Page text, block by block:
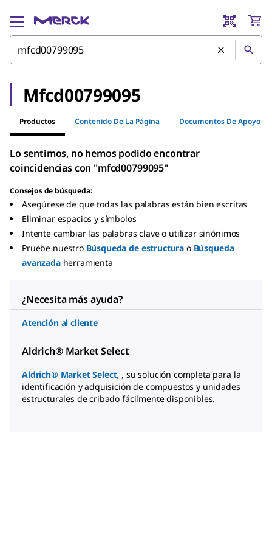
Mfcd00799095
Productos Contenido De La Página Documentos De Apoyo
Lo sentimos, no hemos podido encontrar
coincidencias con "mfcd00799095"
Consejos de búsqueda:
Asegúrese de que todas las palabras están bien escritas
Eliminar espacios y símbolos
Intente cambiar las palabras clave o utilizar sinónimos
Pruebe nuestro Búsqueda de estructura o Búsqueda
avanzada herramienta
¿Necesita más ayuda?
Atención al cliente
Aldrich® Market Select
Aldrich® Market Select, , su solución completa para la
identificación y adquisición de compuestos y unidades
estructurales de cribado fácilmente disponibles.